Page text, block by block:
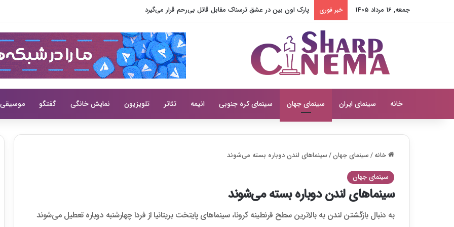
جمعه, 16 مرداد 1405 خبر فوری نامکوونگ مین در همسر بازجویی سختی از لی سانگ هی می‌کند
خانه سینمای ایران سینمای جهان سینمای کره جنوبی انیمه تئاتر تلویزیون نمایش خانگی گفتگو موسیقی
خانه/سینمای جهان/سینماهای لندن دوباره بسته می‌شوند
سینمای جهان
سینماهای لندن دوباره بسته می‌شوند
به دنبال بازگشتن لندن به بالاترین سطح قرنطینه کرونا، سینماهای پایتخت بریتانیا از فردا چهارشنبه دوباره تعطیل می‌شوند